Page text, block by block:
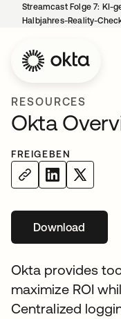
Streamcast Folge 7: KI-
Halbjahres-Reality-
RESOURCES
Okta
FREIGEBEN
Download
wird in
Okta provides
maximize ROI
Centralized